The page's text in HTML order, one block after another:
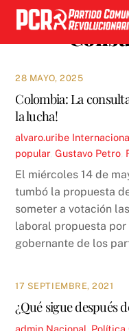
Skip
content
28 MAYO, 2025
Colombia: La
la lucha!
alvaro.uribe
popular,Gustavo Petro
El miércoles 14 de
tumbó la propuesta
someter a votación
laboral propuesta
gobernante de los
17 SEPTIEMBRE, 2021
¿Qué sigue después
admin Nacional Política